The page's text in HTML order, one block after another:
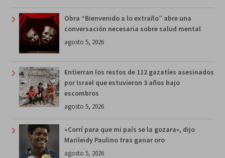
Obra “Bienvenido a lo extraño” abre una
conversación necesaria sobre salud mental
agosto 5, 2026
Entierran los restos de 112 gazatíes asesinados
por Israel que estuvieron 3 años bajo
escombros
agosto 5, 2026
«Corrí para que mi país se la gozara», dijo
Marileidy Paulino tras ganar oro
agosto 5, 2026